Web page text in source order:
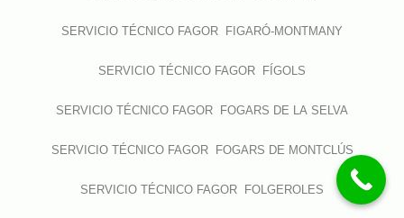
SERVICIO TÉCNICO FAGOR FIGARÓ-MONTMANY
SERVICIO TÉCNICO FAGOR FÍGOLS
SERVICIO TÉCNICO FAGOR FOGARS DE LA SELVA
SERVICIO TÉCNICO FAGOR FOGARS DE MONTCLÚS
SERVICIO TÉCNICO FAGOR FOLGEROLES